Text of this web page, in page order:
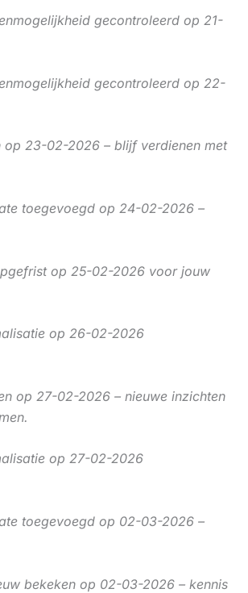
gecontroleerd op 21-
gecontroleerd op 22-
op 23-02-2026 – blijf verdienen met
toegevoegd op 24-02-2026 –
op 25-02-2026 voor jouw
op 26-02-2026
op 27-02-2026 – nieuwe inzichten
op 27-02-2026
toegevoegd op 02-03-2026 –
bekeken op 02-03-2026 – kennis